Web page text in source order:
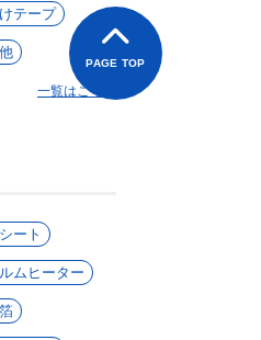
PAGE TOP
テープ
一覧はこちら
ート
ムヒーター